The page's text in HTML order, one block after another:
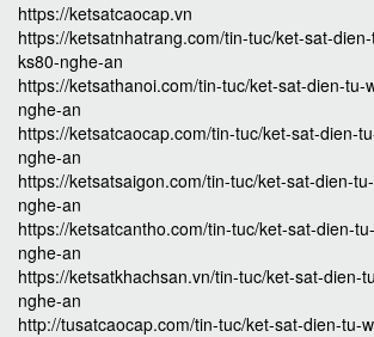
https://ketsatcaocap.vn
https://ketsatnhatrang.com/tin-tuc/ket-sat-
ks80-nghe-an
https://ketsathanoi.com/tin-tuc/ket-sat-dien-tu-
nghe-an
https://ketsatcaocap.com/tin-tuc/ket-sat-dien-
nghe-an
https://ketsatsaigon.com/tin-tuc/ket-sat-dien-
nghe-an
https://ketsatcantho.com/tin-tuc/ket-sat-dien-
nghe-an
https://ketsatkhachsan.vn/tin-tuc/ket-sat-dien-
nghe-an
http://tusatcaocap.com/tin-tuc/ket-sat-dien-tu-